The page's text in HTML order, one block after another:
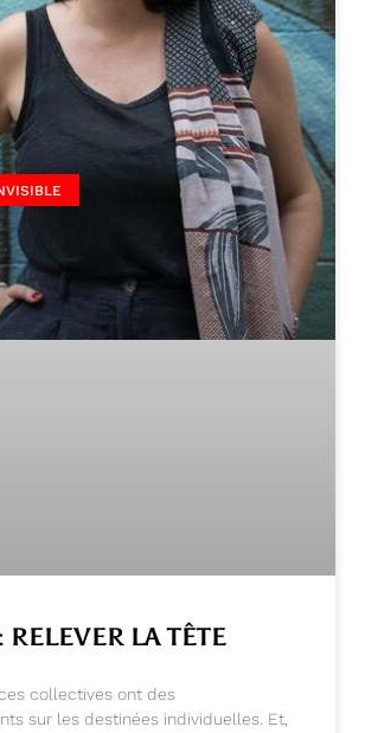
RELEVER LA TÊTE
collectives ont des
sur les destinées individuelles. Et,